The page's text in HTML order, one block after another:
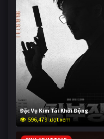
Đặc Vụ Kim Tái Khởi Động
596,479 lượt xem